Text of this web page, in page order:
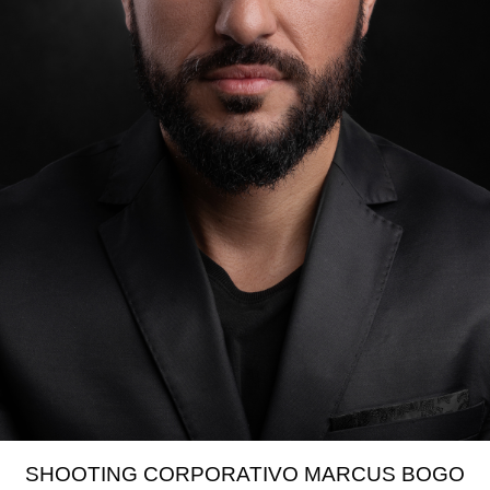
SHOOTING CORPORATIVO MARCUS BOGO